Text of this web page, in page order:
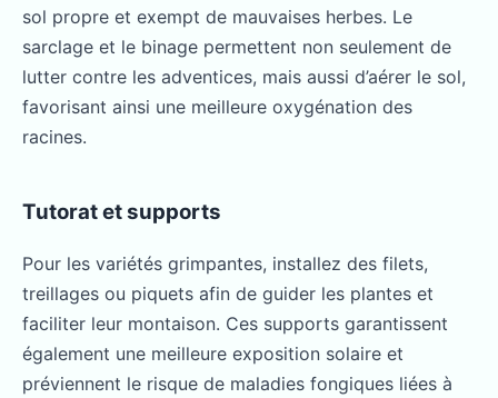
sol propre et exempt de mauvaises herbes. Le
sarclage et le binage permettent non seulement de
lutter contre les adventices, mais aussi d’aérer le sol,
favorisant ainsi une meilleure oxygénation des
racines.
Tutorat et supports
Pour les variétés grimpantes, installez des filets,
treillages ou piquets afin de guider les plantes et
faciliter leur montaison. Ces supports garantissent
également une meilleure exposition solaire et
préviennent le risque de maladies fongiques liées à